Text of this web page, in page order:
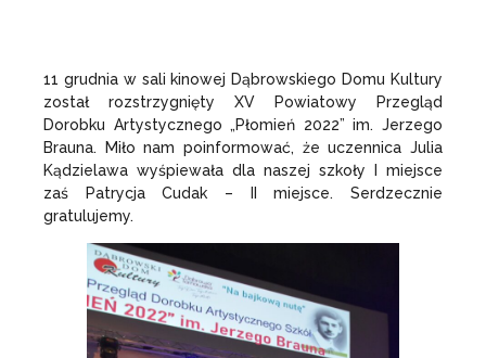
11 grudnia w sali kinowej Dąbrowskiego Domu Kultury
został rozstrzygnięty XV Powiatowy Przegląd
Dorobku Artystycznego „Płomień 2022” im. Jerzego
Brauna. Miło nam poinformować, że uczennica Julia
Kądzielawa wyśpiewała dla naszej szkoły I miejsce
zaś Patrycja Cudak – II miejsce. Serdzecznie
gratulujemy.